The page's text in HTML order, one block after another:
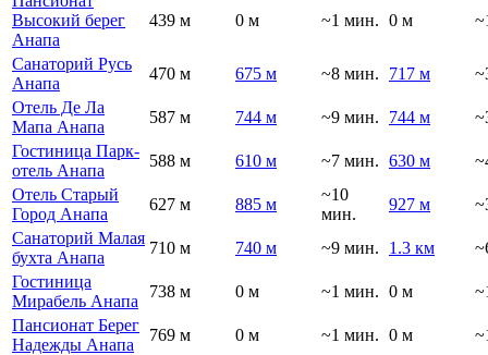
Высокий берег
Анапа
439 м 0 м ~1 мин. 0 м
Санаторий Русь
Анапа
470 м 675 м ~8 мин. 717 м
Отель Де Ла
Мапа Анапа
587 м 744 м ~9 мин. 744 м
Гостиница Парк-
отель Анапа
588 м 610 м ~7 мин. 630 м
Отель Старый
Город Анапа
627 м 885 м
~10
мин.
927 м
Санаторий Малая
бухта Анапа
710 м 740 м ~9 мин. 1.3 км
Гостиница
Мирабель Анапа
738 м 0 м ~1 мин. 0 м
Пансионат Берег
Надежды Анапа
769 м 0 м ~1 мин. 0 м